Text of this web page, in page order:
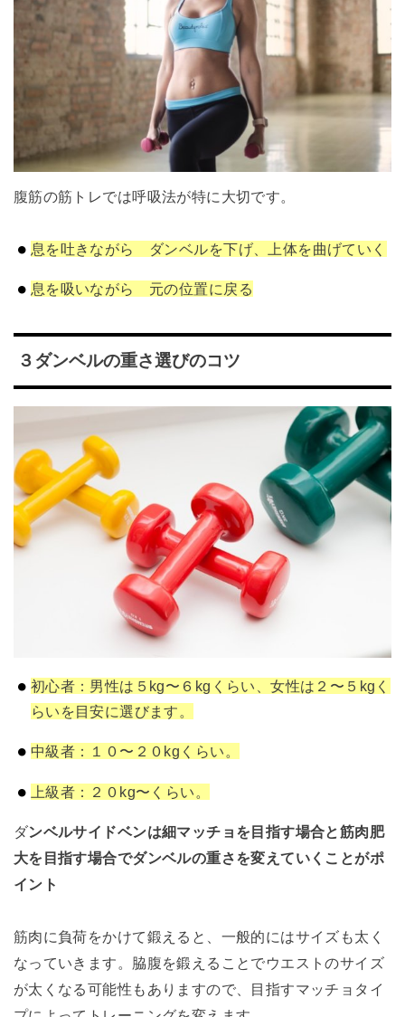
腹筋の筋トレでは呼吸法が特に大切です。
息を吐きながら ダンベルを下げ、上体を曲げていく
息を吸いながら 元の位置に戻る
３ダンベルの重さ選びのコツ
初心者：男性は５kg〜６kgくらい、女性は２〜５kgく
らいを目安に選びます。
中級者：１０〜２０kgくらい。
上級者：２０kg〜くらい。
ダンベルサイドベンは細マッチョを目指す場合と筋肉肥
大を目指す場合でダンベルの重さを変えていくことがポ
イント
筋肉に負荷をかけて鍛えると、一般的にはサイズも太く
なっていきます。脇腹を鍛えることでウエストのサイズ
が太くなる可能性もありますので、目指すマッチョタイ